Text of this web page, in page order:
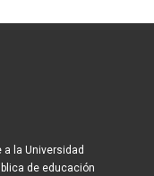
la Universidad
de educación